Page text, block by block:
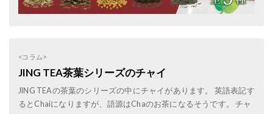
<コラム>
JING TEA茶葉シリーズのチャイ
JING TEAの茶葉のシリーズの中にチャイがあります。 英語表記す
るとChaiになりますが、語源はChaのお茶になるそうです。 チャ